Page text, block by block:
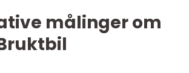
målinger om